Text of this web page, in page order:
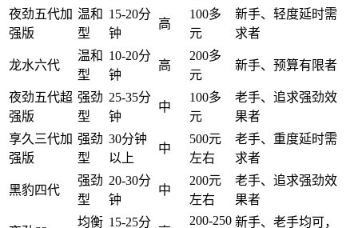
夜劲五代加
强版
温和
型
15-20分
钟
高
100多
元
新手、轻度延时需
求者
龙水六代
温和
型
10-20分
钟
高
200多
元
新手、预算有限者
夜劲五代超
强版
强劲
型
25-35分
钟
中
100多
元
老手、追求强劲效
果者
享久三代加
强版
强劲
型
30分钟
以上
中
500元
左右
老手、重度延时需
求者
黑豹四代
强劲
型
20-30分
钟
中
200元
左右
老手、追求强劲效
果者
均衡 15-25分
200-250 新手、老手均可，